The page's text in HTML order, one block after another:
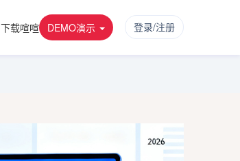
下载喧喧 DEMO演示 登录/注册